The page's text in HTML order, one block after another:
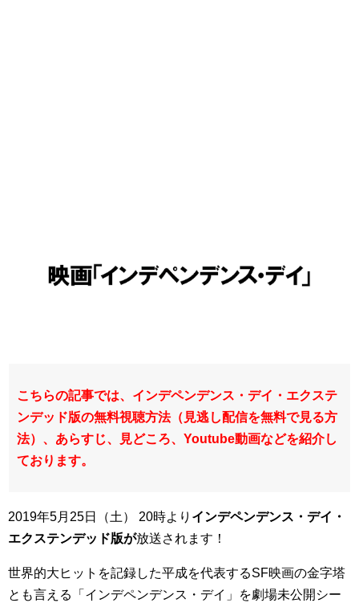
こちらの記事では、インデペンデンス・デイ・エクステ
ンデッド版の無料視聴方法（見逃し配信を無料で見る方
法）、あらすじ、見どころ、Youtube動画などを紹介し
ております。
2019年5月25日（土） 20時より インデペンデンス・デイ・
エクステンデッド版が放送されます！
世界的大ヒットを記録した平成を代表するSF映画の金字塔
とも言える「インデペンデンス・デイ」を劇場未公開シー